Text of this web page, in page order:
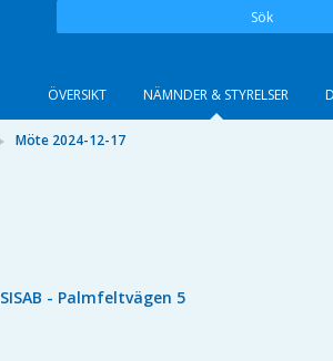
Sök
ÖVERSIKT NÄMNDER & STYRELSER
Möte 2024-12-17
SISAB - Palmfeltvägen 5